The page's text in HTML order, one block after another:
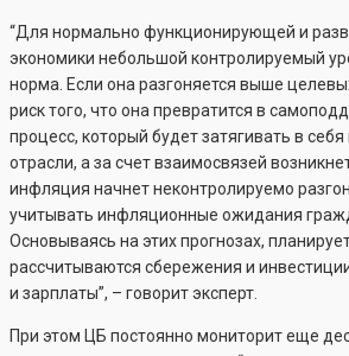
“Для нормально функционирующей и
экономики небольшой контролируемый
норма. Если она разгоняется выше
риск того, что она превратится в
процесс, который будет затягивать в
отрасли, а за счет взаимосвязей
инфляция начнет неконтролируемо
учитывать инфляционные ожидания
Основываясь на этих прогнозах,
рассчитываются сбережения и
и зарплаты”, – говорит эксперт.
При этом ЦБ постоянно мониторит еще